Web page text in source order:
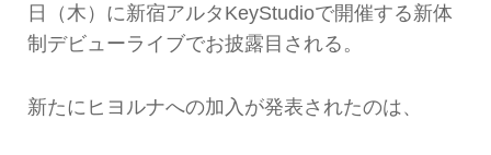
日（木）に新宿アルタKeyStudioで開催する新体
制デビューライブでお披露目される。
新たにヒヨルナへの加入が発表されたのは、